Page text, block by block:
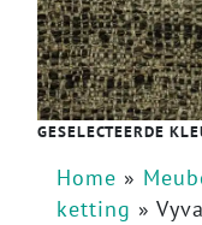
GESELECTEERDE
Home »
ketting »